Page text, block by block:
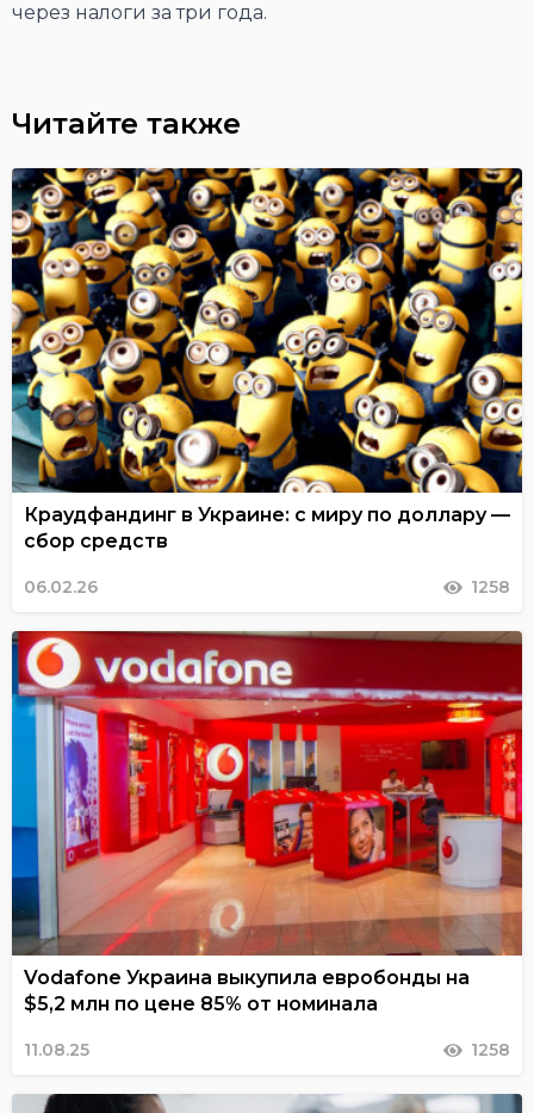
через налоги за три года.
Читайте также
Краудфандинг в Украине: с миру по доллару —
сбор средств
06.02.26 1258
Vodafone Украина выкупила евробонды на
$5,2 млн по цене 85% от номинала
11.08.25 1258